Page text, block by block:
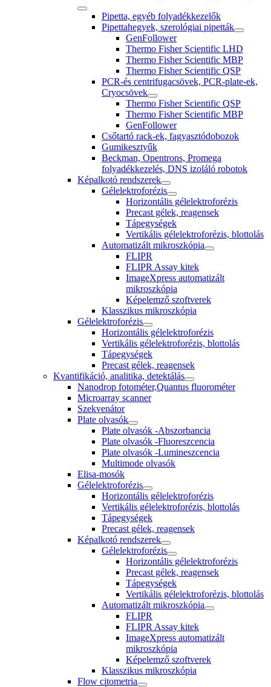
Pipetta, egyéb folyadékkezelők
Pipettahegyek, szerológiai pipetták
GenFollower
Thermo Fisher Scientific LHD
Thermo Fisher Scientific MBP
Thermo Fisher Scientific QSP
PCR-és centrifugacsövek, PCR-plate-ek,
Cryocsövek
Thermo Fisher Scientific QSP
Thermo Fisher Scientific MBP
GenFollower
Csőtartó rack-ek, fagyasztódobozok
Gumikesztyűk
Beckman, Opentrons, Promega
folyadékkezelés, DNS izoláló robotok
Képalkotó rendszerek
Gélelektroforézis
Horizontális gélelektroforézis
Precast gélek, reagensek
Tápegységek
Vertikális gélelektroforézis, blottolás
Automatizált mikroszkópia
FLIPR
FLIPR Assay kitek
ImageXpress automatizált
mikroszkópia
Képelemző szoftverek
Klasszikus mikroszkópia
Gélelektroforézis
Horizontális gélelektroforézis
Vertikális gélelektroforézis, blottolás
Tápegységek
Precast gélek, reagensek
Kvantifikáció, analitika, detektálás
Nanodrop fotométer,Quantus fluorométer
Microarray scanner
Szekvenátor
Plate olvasók
Plate olvasók -Abszorbancia
Plate olvasók -Fluoreszcencia
Plate olvasók -Lumineszcencia
Multimode olvasók
Elisa-mosók
Gélelektroforézis
Horizontális gélelektroforézis
Vertikális gélelektroforézis, blottolás
Tápegységek
Precast gélek, reagensek
Képalkotó rendszerek
Gélelektroforézis
Horizontális gélelektroforézis
Precast gélek, reagensek
Tápegységek
Vertikális gélelektroforézis, blottolás
Automatizált mikroszkópia
FLIPR
FLIPR Assay kitek
ImageXpress automatizált
mikroszkópia
Képelemző szoftverek
Klasszikus mikroszkópia
Flow citometria